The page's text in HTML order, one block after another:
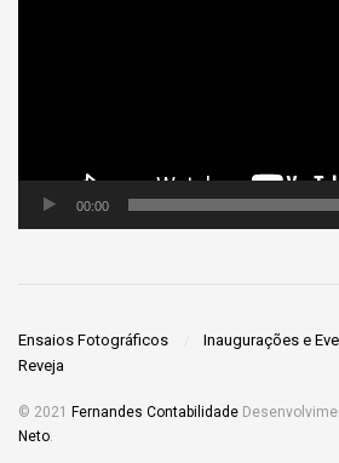
00:00
Ensaios Fotográficos Inaugurações e
Reveja
© 2021 Fernandes Contabilidade
Neto